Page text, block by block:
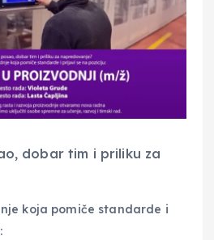
dobar tim i priliku za
koja pomiče standarde i